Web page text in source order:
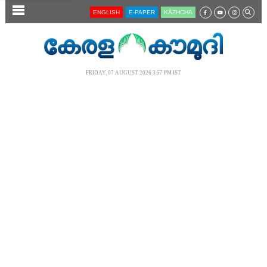
SECTIONS ENGLISH E-PAPER KĀZHCHA
FRIDAY, 07 AUGUST 2026 3.57 PM IST